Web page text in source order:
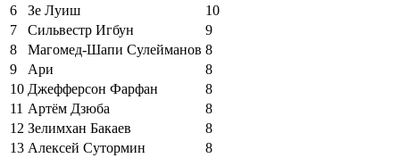
6 Зе Луиш
10
7
Сильвестр Игбун
9
8
Магомед-Шапи Сулейманов 8
9
Ари
8
10 Джефферсон Фарфан
8
11 Артём Дзюба
8
12 Зелимхан Бакаев
8
13 Алексей Сутормин
8